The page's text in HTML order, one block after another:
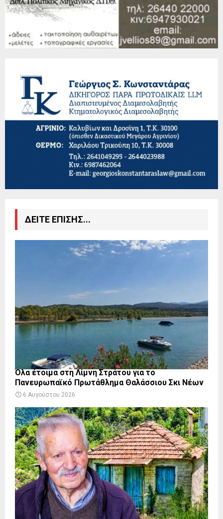
ΔΕΙΤΕ ΕΠΙΣΗΣ...
Όλα έτοιμα στη Λίμνη Στράτου για το
Πανευρωπαϊκό Πρωτάθλημα Θαλάσσιου Σκι Νέων
6 Αυγούστου 2026